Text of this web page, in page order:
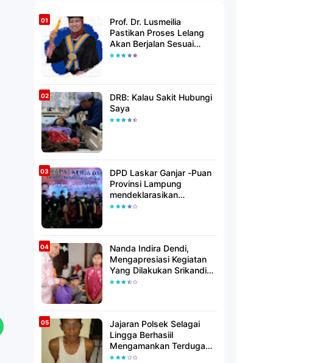
Prof. Dr. Lusmeilia
Pastikan Proses Lelang
Akan Berjalan Sesuai
Aturan
DRB: Kalau Sakit Hubungi
Saya
DPD Laskar Ganjar -Puan
Provinsi Lampung
mendeklarasikan
Mendukung Ganjar-Puan
Nanda Indira Dendi,
Mengapresiasi Kegiatan
Yang Dilakukan Srikandi
Dermawan
Jajaran Polsek Selagai
Lingga Berhasiil
Mengamankan Terduga
Pelaku Pencabulan Anak